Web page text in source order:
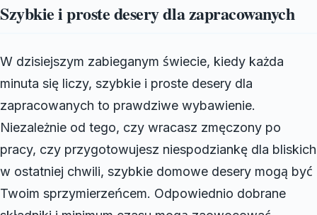
Szybkie i proste desery dla zapracowanych
W dzisiejszym zabieganym świecie, kiedy każda
minuta się liczy, szybkie i proste desery dla
zapracowanych to prawdziwe wybawienie.
Niezależnie od tego, czy wracasz zmęczony po
pracy, czy przygotowujesz niespodziankę dla bliskich
w ostatniej chwili, szybkie domowe desery mogą być
Twoim sprzymierzeńcem. Odpowiednio dobrane